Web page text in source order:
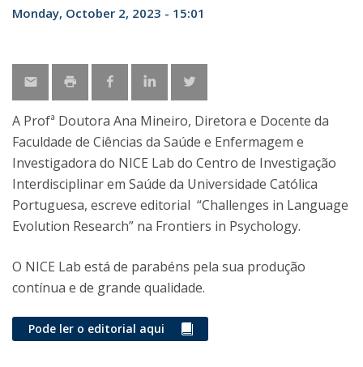
Monday, October 2, 2023 - 15:01
A Profª Doutora Ana Mineiro, Diretora e Docente da
Faculdade de Ciências da Saúde e Enfermagem e
Investigadora do NICE Lab do Centro de Investigação
Interdisciplinar em Saúde da Universidade Católica
Portuguesa, escreve editorial “Challenges in Language
Evolution Research” na Frontiers in Psychology.
O NICE Lab está de parabéns pela sua produção
contínua e de grande qualidade.
Pode ler o editorial aqui